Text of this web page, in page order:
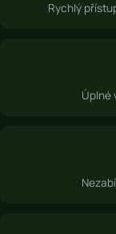
Rychlý
Úplné